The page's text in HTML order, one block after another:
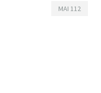
MAI 112